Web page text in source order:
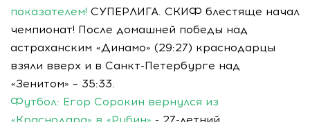
показателем! СУПЕРЛИГА. СКИФ блестяще начал
чемпионат! После домашней победы над
астраханским «Динамо» (29:27) краснодарцы
взяли вверх и в Санкт-Петербурге над
«Зенитом» – 35:33.
Футбол: Егор Сорокин вернулся из